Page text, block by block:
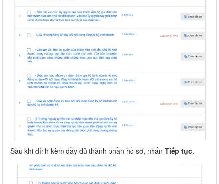
Sau khi đính kèm đầy đủ thành phần hồ sơ, nhấn Tiếp tục.